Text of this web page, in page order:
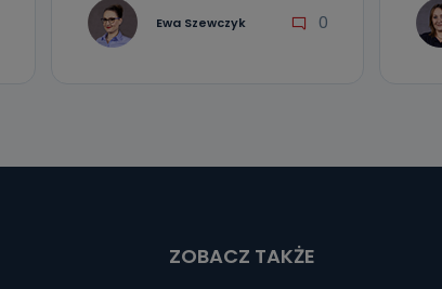
Ewa Szewczyk 0
ZOBACZ TAKŻE